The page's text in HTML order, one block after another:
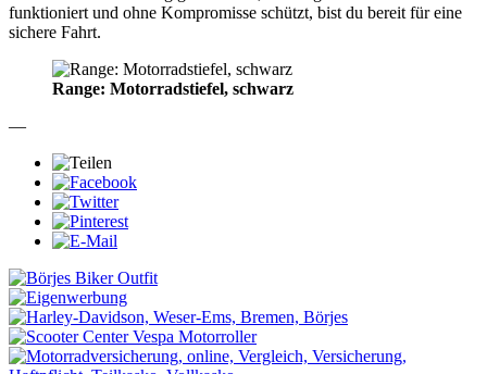
funktioniert und ohne Kompromisse schützt, bist du bereit für eine
sichere Fahrt.
Range: Motorradstiefel, schwarz
—